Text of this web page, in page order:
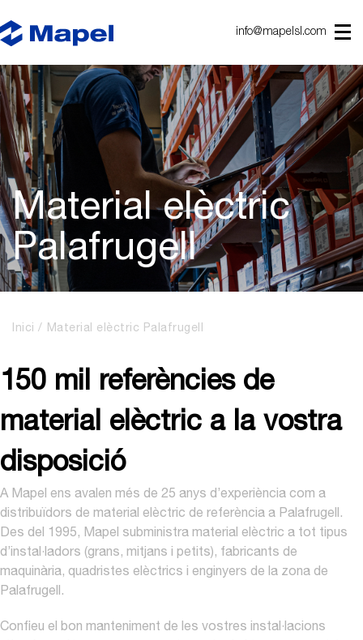
info@mapelsl.com
Material elèctric
Palafrugell
Inici Material elèctric Palafrugell
150 mil referències de
material elèctric a la vostra
disposició
A Mapel ens avalen més de 25 anys d’experiència com a
distribuïdors de material elèctric de referència a Palafrugell.
Des del 1995, Mapel subministra material elèctric a tot tipus
d’instal·ladors (grans, mitjans i petits), fabricants de
maquinària, quadristes elèctrics i enginyers de la zona de
Palafrugell.
Confieu el bon manteniment de les vostres instal·lacions